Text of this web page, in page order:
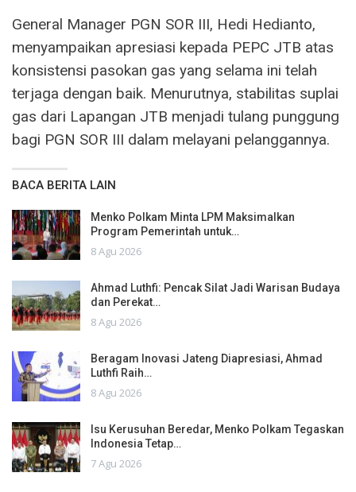
General Manager PGN SOR III, Hedi Hedianto,
menyampaikan apresiasi kepada PEPC JTB atas
konsistensi pasokan gas yang selama ini telah
terjaga dengan baik. Menurutnya, stabilitas suplai
gas dari Lapangan JTB menjadi tulang punggung
bagi PGN SOR III dalam melayani pelanggannya.
BACA BERITA LAIN
Menko Polkam Minta LPM Maksimalkan
Program Pemerintah untuk…
8 Agu 2026
Ahmad Luthfi: Pencak Silat Jadi Warisan Budaya
dan Perekat…
8 Agu 2026
Beragam Inovasi Jateng Diapresiasi, Ahmad
Luthfi Raih…
8 Agu 2026
Isu Kerusuhan Beredar, Menko Polkam Tegaskan
Indonesia Tetap…
7 Agu 2026